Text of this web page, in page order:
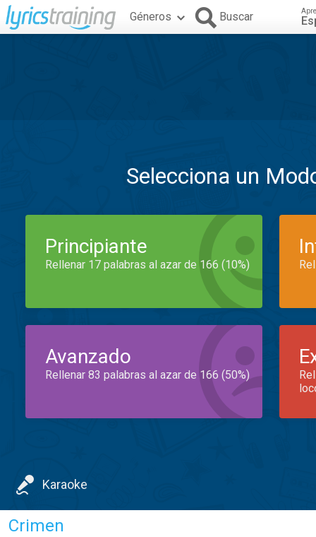
Géneros Buscar
Selecciona un
Principiante
Rellenar 17 palabras al azar de 166 (10%)
Avanzado
Rellenar 83 palabras al azar de 166 (50%)
Karaoke
Crimen